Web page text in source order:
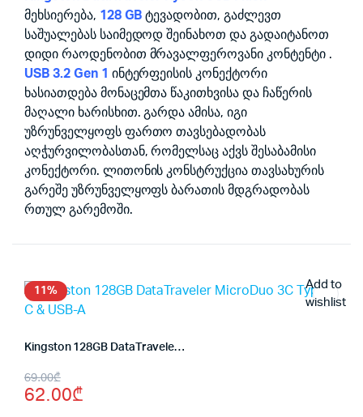
59.00₾.
55.00₾.
მეხსიერება, 128 GB ტევადობით, გაძლევთ
საშუალებას საიმედოდ შეინახოთ და გადაიტანოთ
დიდი რაოდენობით მრავალფეროვანი კონტენტი .
USB 3.2 Gen 1 ინტერფეისის კონექტორი
ხასიათდება მონაცემთა წაკითხვისა და ჩაწერის
მაღალი ხარისხით. გარდა ამისა, იგი
უზრუნველყოფს ფართო თავსებადობას
აღჭურვილობასთან, რომელსაც აქვს შესაბამისი
კონექტორი. ლითონის კონსტრუქცია თავსახურის
გარეშე უზრუნველყოფს ბარათის მდგრადობას
რთულ გარემოში.
11%
Add to
wishlist
Kingston 128GB DataTraveler MicroDuo 3C Type-C & USB-A
69.00₾
Original
price
62.00₾
Current
price